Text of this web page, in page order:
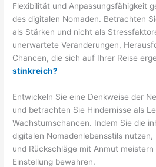
Flexibilität und Anpassungsfähigkeit
des digitalen Nomaden. Betrachten
als Stärken und nicht als
unerwartete Veränderungen,
Chancen, die sich auf Ihrer Reise
stinkreich?
Entwickeln Sie eine Denkweise der
und betrachten Sie Hindernisse als
Wachstumschancen. Indem Sie die
digitalen Nomadenlebensstils nutzen,
und Rückschläge mit Anmut
Einstellung bewahren.